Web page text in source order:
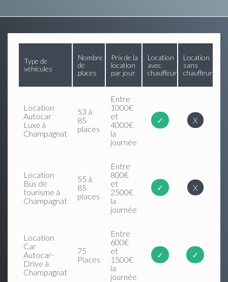
Type de
véhicules
Nombre
de
places
Prix de la
location
par jour
Location
avec
chauffeur
Location
sans
chauffeur
Location
Autocar
Luxe à
Champagnat
53 à
85
places
Entre
1000€
et
4000€
la
journée
✓ X
Location
Bus de
tourisme à
Champagnat
55 à
85
places
Entre
800€
et
2500€
la
journée
✓ X
Location
Car
Autocar-
Drive à
Champagnat
75
Places
Entre
600€
et
1500€
la
journée
✓ ✓